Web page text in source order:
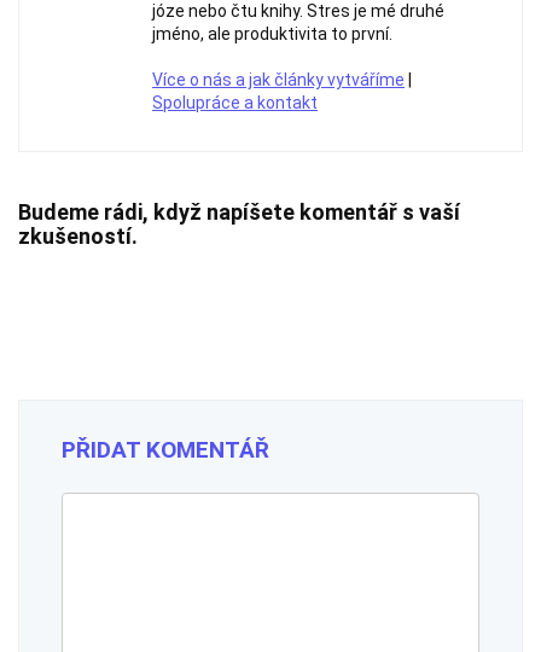
józe nebo čtu knihy. Stres je mé druhé
jméno, ale produktivita to první.
Více o nás a jak články vytváříme
Spolupráce a kontakt
Budeme rádi, když napíšete komentář s vaší
zkušeností.
PŘIDAT KOMENTÁŘ